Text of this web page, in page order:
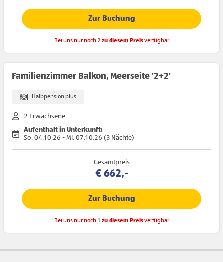
Zur Buchung
Bei uns nur noch 2 zu diesem Preisverfügbar
Familienzimmer Balkon, Meerseite '2+2'
Halbpension plus
2 Erwachsene
Aufenthalt in Unterkunft:
So, 04.10.26 - Mi, 07.10.26 (3 Nächte)
Gesamtpreis
€ 662,-
Zur Buchung
Bei uns nur noch 1 zu diesem Preisverfügbar